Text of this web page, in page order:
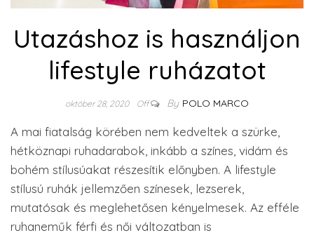
Utazáshoz is használjon
lifestyle ruházatot
október 28, 2020 Off By POLO MARCO
A mai fiatalság körében nem kedveltek a szürke,
hétköznapi ruhadarabok, inkább a színes, vidám és
bohém stílusúakat részesítik előnyben. A lifestyle
stílusú ruhák jellemzően színesek, lezserek,
mutatósak és meglehetősen kényelmesek. Az efféle
ruhaneműk férfi és női változatban is